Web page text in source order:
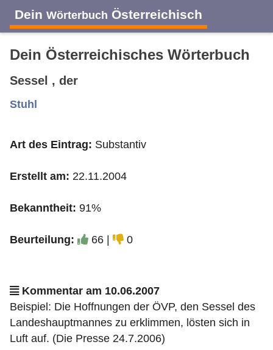
Dein Wörterbuch Österreichisch
A
J K L M N
Dein Österreichisches Wörterbuch
Sessel , der
Stuhl
Art des Eintrag: Substantiv
Erstellt am: 22.11.2004
Bekanntheit: 91%
Beurteilung: 66 | 0
Kommentar am 10.06.2007
Beispiel: Die Hoffnungen der ÖVP, den Sessel des
Landeshauptmannes zu erklimmen, lösten sich in
Luft auf. (Die Presse 24.7.2006)